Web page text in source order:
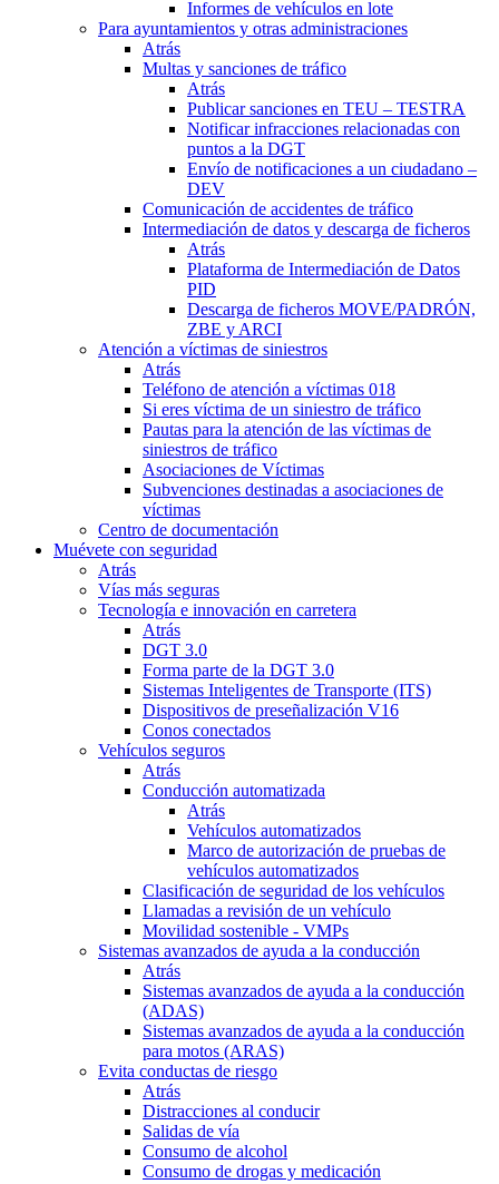
Informes de vehículos en lote
Para ayuntamientos y otras administraciones
Atrás
Multas y sanciones de tráfico
Atrás
Publicar sanciones en TEU – TESTRA
Notificar infracciones relacionadas con
puntos a la DGT
Envío de notificaciones a un ciudadano –
DEV
Comunicación de accidentes de tráfico
Intermediación de datos y descarga de ficheros
Atrás
Plataforma de Intermediación de Datos
PID
Descarga de ficheros MOVE/PADRÓN,
ZBE y ARCI
Atención a víctimas de siniestros
Atrás
Teléfono de atención a víctimas 018
Si eres víctima de un siniestro de tráfico
Pautas para la atención de las víctimas de
siniestros de tráfico
Asociaciones de Víctimas
Subvenciones destinadas a asociaciones de
víctimas
Centro de documentación
Muévete con seguridad
Atrás
Vías más seguras
Tecnología e innovación en carretera
Atrás
DGT 3.0
Forma parte de la DGT 3.0
Sistemas Inteligentes de Transporte (ITS)
Dispositivos de preseñalización V16
Conos conectados
Vehículos seguros
Atrás
Conducción automatizada
Atrás
Vehículos automatizados
Marco de autorización de pruebas de
vehículos automatizados
Clasificación de seguridad de los vehículos
Llamadas a revisión de un vehículo
Movilidad sostenible - VMPs
Sistemas avanzados de ayuda a la conducción
Atrás
Sistemas avanzados de ayuda a la conducción
(ADAS)
Sistemas avanzados de ayuda a la conducción
para motos (ARAS)
Evita conductas de riesgo
Atrás
Distracciones al conducir
Salidas de vía
Consumo de alcohol
Consumo de drogas y medicación